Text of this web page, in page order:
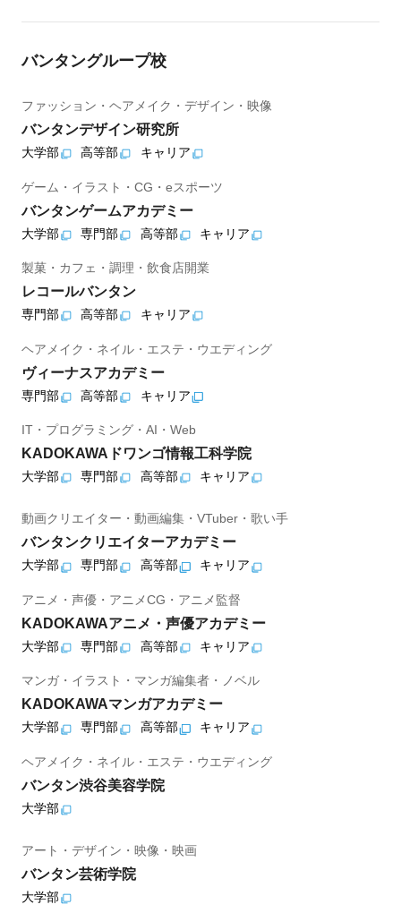
バンタングループ校
ファッション・ヘアメイク・デザイン・映像
バンタンデザイン研究所
大学部 高等部 キャリア
ゲーム・イラスト・CG・eスポーツ
バンタンゲームアカデミー
大学部 専門部 高等部 キャリア
製菓・カフェ・調理・飲食店開業
レコールバンタン
専門部 高等部 キャリア
ヘアメイク・ネイル・エステ・ウエディング
ヴィーナスアカデミー
専門部 高等部 キャリア
IT・プログラミング・AI・Web
KADOKAWAドワンゴ情報工科学院
大学部 専門部 高等部 キャリア
動画クリエイター・動画編集・VTuber・歌い手
バンタンクリエイターアカデミー
大学部 専門部 高等部 キャリア
アニメ・声優・アニメCG・アニメ監督
KADOKAWAアニメ・声優アカデミー
大学部 専門部 高等部 キャリア
マンガ・イラスト・マンガ編集者・ノベル
KADOKAWAマンガアカデミー
大学部 専門部 高等部 キャリア
ヘアメイク・ネイル・エステ・ウエディング
バンタン渋谷美容学院
大学部
アート・デザイン・映像・映画
バンタン芸術学院
大学部